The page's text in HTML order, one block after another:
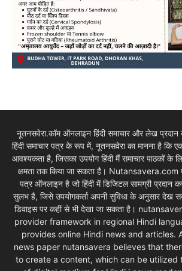
नूतनसवेरा.कॉम ऑनलाइन हिंदी समाचार और लेख
हिंदी समाचार पत्र के रूप में, नूतनसवेरा का मानना है कि
आवश्यकता है, जिसका उपयोग हिंदी मैं समाचार पाठकों के
क्षमता तक किया जा सकता है। Nutansavera.com
पत्र ऑनलाइन है जो हिंदी में डिजिटल सामग्री प्रदान
सुलभ है, जिसे उपयोगकर्ता अपनी सुविधा के अनुसार देख
डिवाइस पर कहीं से भी देखा जा सकता है।
provider framework in regional Hindi
provides online Hindi news and articles.
news paper nutansavera believes that
to create a content, which can be utilized